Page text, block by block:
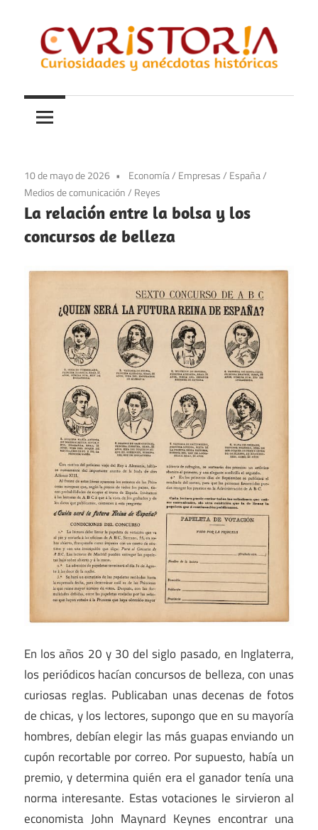
contenido
Curistoria
y
anécdotas
historia
10 de mayo de 2026 Economía/ Empresas/ España/
Medios de comunicación/ Reyes
La relación entre la bolsa y los
concursos de belleza
En los años 20 y 30 del siglo pasado, en Inglaterra,
los periódicos hacían concursos de belleza, con unas
curiosas reglas. Publicaban unas decenas de fotos
de chicas, y los lectores, supongo que en su mayoría
hombres, debían elegir las más guapas enviando un
cupón recortable por correo. Por supuesto, había un
premio, y determina quién era el ganador tenía una
norma interesante. Estas votaciones le sirvieron al
economista John Maynard Keynes encontrar una